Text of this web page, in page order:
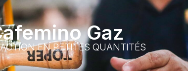
Gaz
EN PETITES QUANTITÉS